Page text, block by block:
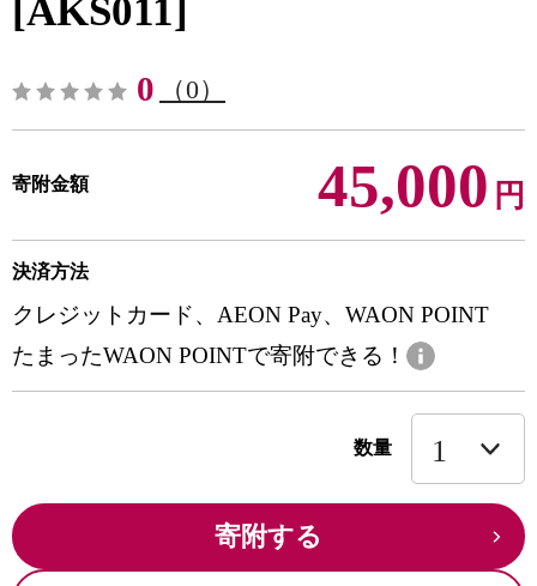
[AKS011]
0 （0）
寄附金額 45,000 円
決済方法
クレジットカード、AEON Pay、WAON POINT
たまったWAON POINTで寄附できる！
数量
寄附する